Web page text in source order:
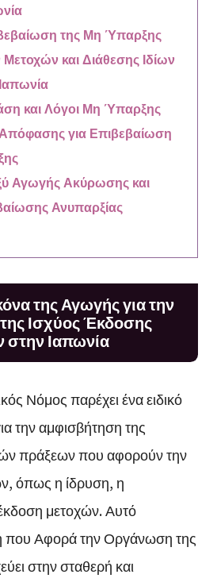
της Μη Ύπαρξης
και Διάθεσης Ιδίων
και Λόγοι Μη Ύπαρξης
Απόφασης για Επιβεβαίωση
Αγωγής Ακύρωσης και
Ανυπαρξίας
της Αγωγής για την
Ισχύος Έκδοσης
Ιαπωνία
Νόμος παρέχει ένα ειδικό
την αμφισβήτηση της
πράξεων που αφορούν την
όπως η ίδρυση, η
μετοχών. Αυτό
που Αφορά την Οργάνωση της
στην σταθερή και